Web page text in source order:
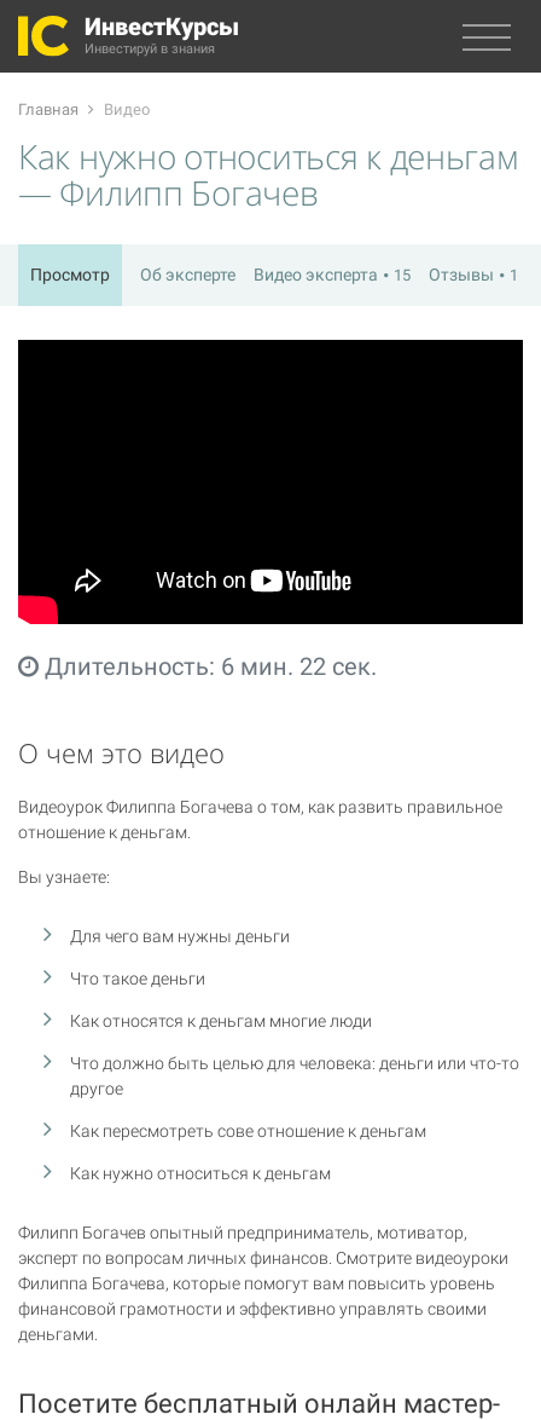
ИнвестКурсы
Инвестируй в знания
Главная Видео
Как нужно относиться к деньгам
— Филипп Богачев
Просмотр Об эксперте Видео эксперта 15 Отзывы 1
Длительность: 6 мин. 22 сек.
О чем это видео
Видеоурок Филиппа Богачева о том, как развить правильное
отношение к деньгам.
Вы узнаете:
Для чего вам нужны деньги
Что такое деньги
Как относятся к деньгам многие люди
Что должно быть целью для человека: деньги или что-то
другое
Как пересмотреть сове отношение к деньгам
Как нужно относиться к деньгам
Филипп Богачев опытный предприниматель, мотиватор,
эксперт по вопросам личных финансов. Смотрите видеоуроки
Филиппа Богачева, которые помогут вам повысить уровень
финансовой грамотности и эффективно управлять своими
деньгами.
Посетите бесплатный онлайн мастер-